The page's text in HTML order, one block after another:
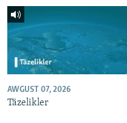
AWGUST 07, 2026
Täzelikler